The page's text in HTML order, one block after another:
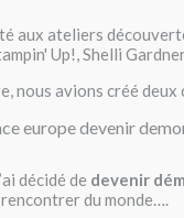
aux ateliers
Up!, Shelli
nous avions créé
décidé de devenir
du monde….